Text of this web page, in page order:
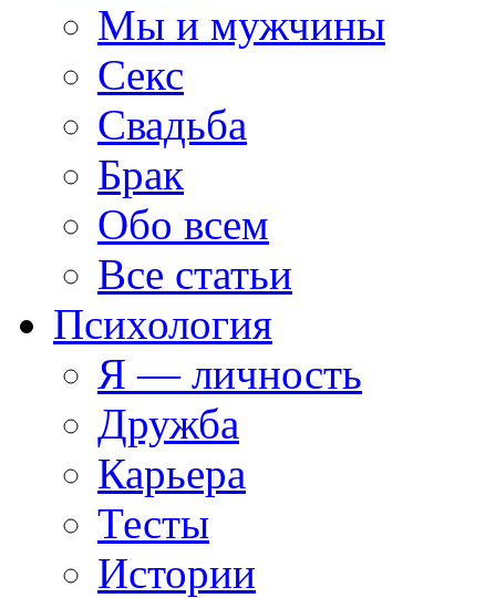
Мы и мужчины
Секс
Свадьба
Брак
Обо всем
Все статьи
Психология
Я — личность
Дружба
Карьера
Тесты
Истории